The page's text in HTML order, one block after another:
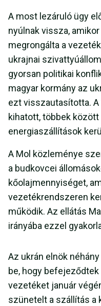
A most lezáruló ügy
nyúlnak vissza,
megrongálta a
ukrajnai
gyorsan politikai
magyar kormány az
ezt visszautasította. A
kihatott, többek
energiaszállítások
A Mol közleménye
a budkovcei
kőolajmennyiséget,
vezetékrendszeren
működik. Az ellátás
irányába ezzel
Az ukrán elnök
be, hogy
vezetéket január
szünetelt a szállítás a